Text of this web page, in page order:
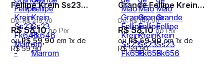
Fellipe Krein Ss23
Fk646 Marrom - Nude
De:R$ 219,90
R$58,10no Pix
ouR$ 59,90em 1x de
R$ 59,90
Grande Fellipe Krein
Ss23 Fk656 - Rosa
De:R$ 149,90
R$58,10no Pix
ouR$ 59,90em1x de
R$ 59,90